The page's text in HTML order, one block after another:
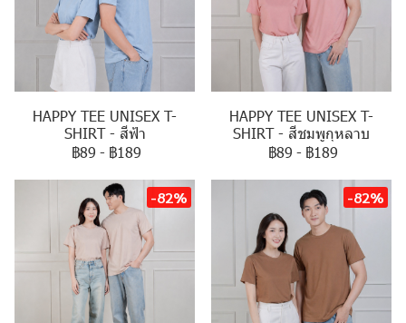
HAPPY TEE UNISEX T-
SHIRT - สีฟ้า
฿89 - ฿189
HAPPY TEE UNISEX T-
SHIRT - สีชมพูกุหลาบ
฿89 - ฿189
-82% -82%